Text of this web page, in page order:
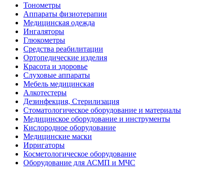
Тонометры
Аппараты физиотерапии
Медицинская одежда
Ингаляторы
Глюкометры
Средства реабилитации
Ортопедические изделия
Красота и здоровье
Слуховые аппараты
Мебель медицинская
Алкотестеры
Дезинфекция, Стерилизация
Стоматологическое оборудование и материалы
Медицинское оборудование и инструменты
Кислородное оборудование
Медицинские маски
Ирригаторы
Косметологическое оборудование
Оборудование для АСМП и МЧС